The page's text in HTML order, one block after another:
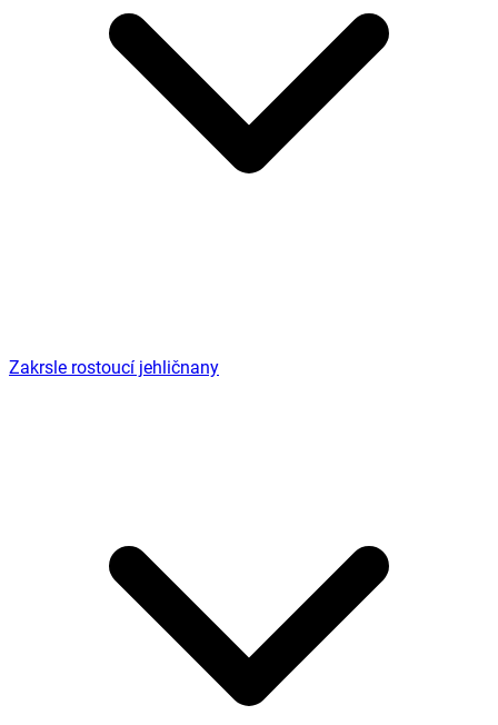
Zakrsle rostoucí jehličnany